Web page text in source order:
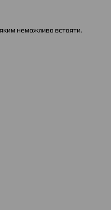
неможливо встояти.